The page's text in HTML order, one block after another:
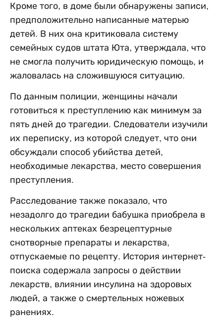
Кроме того, в доме были обнаружены записи,
предположительно написанные матерью
детей. В них она критиковала систему
семейных судов штата Юта, утверждала, что
не смогла получить юридическую помощь, и
жаловалась на сложившуюся ситуацию.
По данным полиции, женщины начали
готовиться к преступлению как минимум за
пять дней до трагедии. Следователи изучили
их переписку, из которой следует, что они
обсуждали способ убийства детей,
необходимые лекарства, место совершения
преступления.
Расследование также показало, что
незадолго до трагедии бабушка приобрела в
нескольких аптеках безрецептурные
снотворные препараты и лекарства,
отпускаемые по рецепту. История интернет-
поиска содержала запросы о действии
лекарств, влиянии инсулина на здоровых
людей, а также о смертельных ножевых
ранениях.